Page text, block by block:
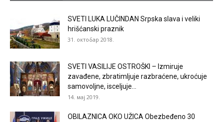
SVETI LUKA LUČINDAN Srpska slava i veliki
hrišćanski praznik
31. октобар 2018.
SVETI VASILIJE OSTROŠKI – Izmiruje
zavađene, zbratimljuje razbraćene, ukroćuje
samovoljne, isceljuje...
14. мај 2019.
OBILAZNICA OKO UŽICA Obezbeđeno 30